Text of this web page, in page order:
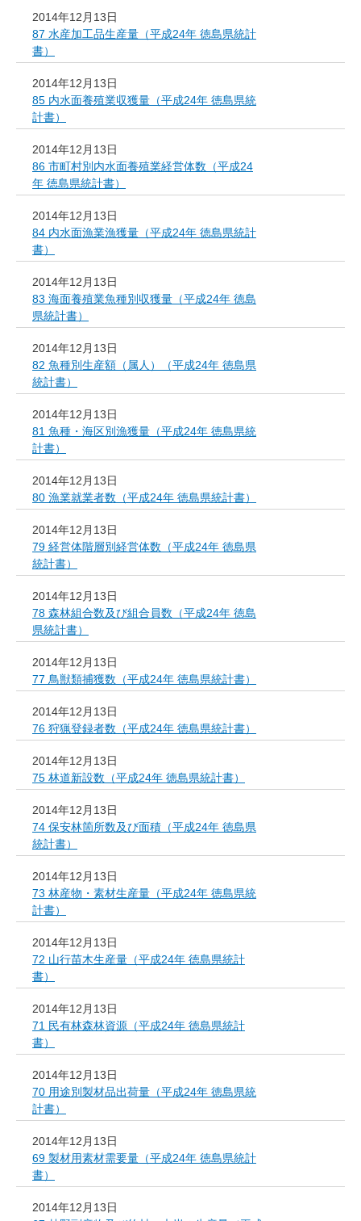
2014年12月13日
87 水産加工品生産量（平成24年 徳島県統計
書）
2014年12月13日
85 内水面養殖業収獲量（平成24年 徳島県統
計書）
2014年12月13日
86 市町村別内水面養殖業経営体数（平成24
年 徳島県統計書）
2014年12月13日
84 内水面漁業漁獲量（平成24年 徳島県統計
書）
2014年12月13日
83 海面養殖業魚種別収獲量（平成24年 徳島
県統計書）
2014年12月13日
82 魚種別生産額（属人）（平成24年 徳島県
統計書）
2014年12月13日
81 魚種・海区別漁獲量（平成24年 徳島県統
計書）
2014年12月13日
80 漁業就業者数（平成24年 徳島県統計書）
2014年12月13日
79 経営体階層別経営体数（平成24年 徳島県
統計書）
2014年12月13日
78 森林組合数及び組合員数（平成24年 徳島
県統計書）
2014年12月13日
77 鳥獣類捕獲数（平成24年 徳島県統計書）
2014年12月13日
76 狩猟登録者数（平成24年 徳島県統計書）
2014年12月13日
75 林道新設数（平成24年 徳島県統計書）
2014年12月13日
74 保安林箇所数及び面積（平成24年 徳島県
統計書）
2014年12月13日
73 林産物・素材生産量（平成24年 徳島県統
計書）
2014年12月13日
72 山行苗木生産量（平成24年 徳島県統計
書）
2014年12月13日
71 民有林森林資源（平成24年 徳島県統計
書）
2014年12月13日
70 用途別製材品出荷量（平成24年 徳島県統
計書）
2014年12月13日
69 製材用素材需要量（平成24年 徳島県統計
書）
2014年12月13日